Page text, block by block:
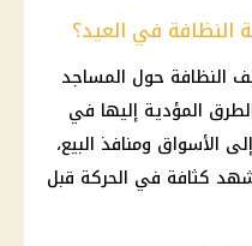
في العيد؟
النظافة حول المساجد
المؤدية إليها في
الأسواق ومنافذ البيع،
كثافة في الحركة قبل